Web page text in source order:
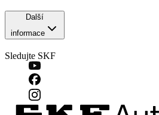
Další
informace
Sledujte SKF